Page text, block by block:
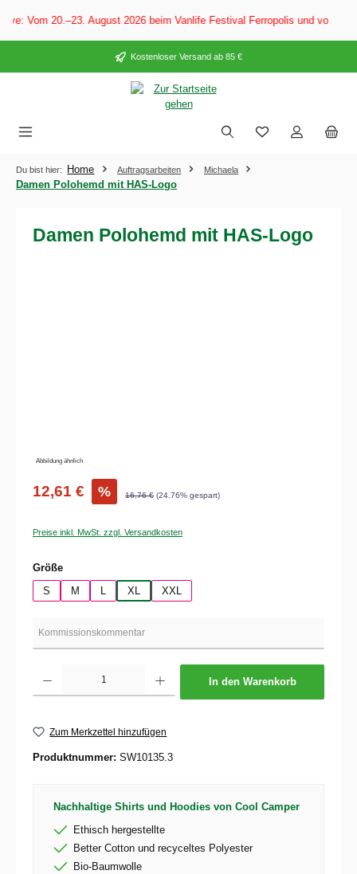
springen
Vom 20.–23. August 2026 beim Vanlife Festival Ferropolis und vom 28.
Kostenloser Versand ab 85 €
Du bist hier: Home Auftragsarbeiten Michaela
Damen Polohemd mit HAS-Logo
Damen Polohemd mit HAS-Logo
Abbildung ähnlich
12,61 € % 16,76 € (24.76% gespart)
Preise inkl. MwSt. zzgl. Versandkosten
Größeauswählen
S
M XL XXL
In den Warenkorb
Zum Merkzettel hinzufügen
Produktnummer: SW10135.3
Nachhaltige Shirts und Hoodies von Cool Camper
Ethisch hergestellte
Better Cotton und recyceltes Polyester
Bio-Baumwolle